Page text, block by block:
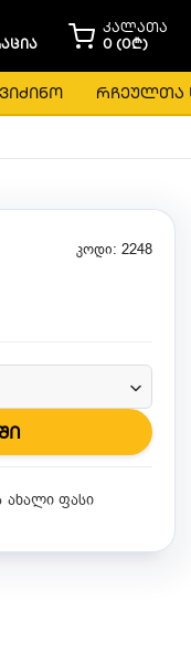
კალათა
0 (0₾)
რჩეულთა
კოდი: 2248
ახალი ფასი